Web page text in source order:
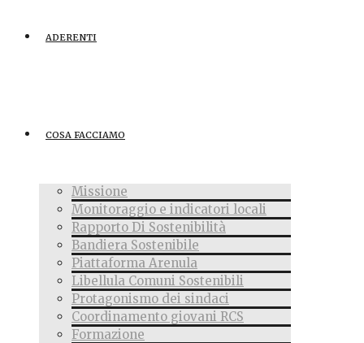
ADERENTI
COSA FACCIAMO
Missione
Monitoraggio e indicatori locali
Rapporto Di Sostenibilità
Bandiera Sostenibile
Piattaforma Arenula
Libellula Comuni Sostenibili
Protagonismo dei sindaci
Coordinamento giovani RCS
Formazione